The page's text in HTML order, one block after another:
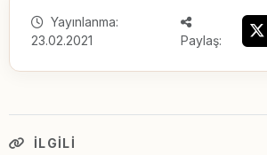
Yayınlanma:
23.02.2021
Paylaş:
İLGILI